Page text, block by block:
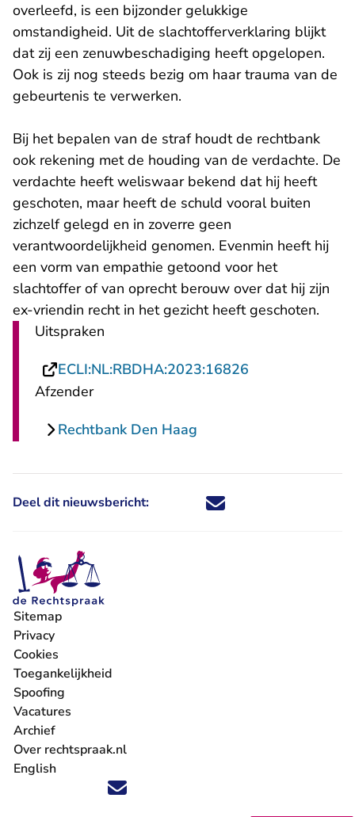
overleefd, is een bijzonder gelukkige
omstandigheid. Uit de slachtofferverklaring blijkt
dat zij een zenuwbeschadiging heeft opgelopen.
Ook is zij nog steeds bezig om haar trauma van de
gebeurtenis te verwerken.
Bij het bepalen van de straf houdt de rechtbank
ook rekening met de houding van de verdachte. De
verdachte heeft weliswaar bekend dat hij heeft
geschoten, maar heeft de schuld vooral buiten
zichzelf gelegd en in zoverre geen
verantwoordelijkheid genomen. Evenmin heeft hij
een vorm van empathie getoond voor het
slachtoffer of van oprecht berouw over dat hij zijn
ex-vriendin recht in het gezicht heeft geschoten.
Uitspraken
ECLI:NL:RBDHA:2023:16826
Afzender
Rechtbank Den Haag
Deel dit nieuwsbericht: Deel dit nieuwsbericht via X -
Deel dit nieuwsbericht via
Deel dit nieuwsbericht
Deel dit
Volg ons op X (Twitter) - U verlaat Rechtspraak.nl
Volg ons op Facebook - U verlaat Rechtspraak.nl
Volg ons op Instagram - U verlaat Rechtspraak.nl
Volg ons op Youtube - U verlaat Rechtspraak.nl
Volg ons op LinkedIn - U verlaat
'Blijf op de hoogte' nieuwsbrief - U verlaat
Sitemap
Privacy
Cookies
Toegankelijkheid
Spoofing
Vacatures
- U verlaat Rechtspraak.nl
Archief
Over rechtspraak.nl
English